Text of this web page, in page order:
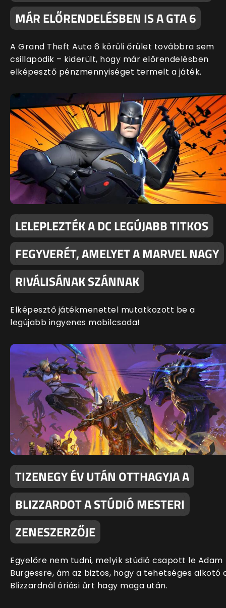
MÁR ELŐRENDELÉSBEN IS A GTA 6
A Grand Theft Auto 6 körüli őrület továbbra sem
csillapodik – kiderült, hogy már előrendelésben
elképesztő pénzmennyiséget termelt a játék.
LELEPLEZTÉK A DC LEGÚJABB TITKOS
FEGYVERÉT, AMELYET A MARVEL NAGY
RIVÁLISÁNAK SZÁNNAK
Elképesztő játékmenettel mutatkozott be a
legújabb ingyenes mobilcsoda!
TIZENEGY ÉV UTÁN OTTHAGYJA A
BLIZZARDOT A STÚDIÓ MESTERI
ZENESZERZŐJE
Egyelőre nem tudni, melyik stúdió csapott le Adam
Burgessre, ám az biztos, hogy a tehetséges alkotó
Blizzardnál óriási űrt hagy maga után.